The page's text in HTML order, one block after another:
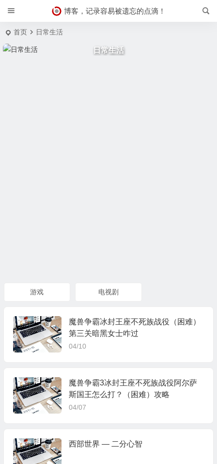
博客，记录容易被遗忘的点滴！
首页 日常生活
日常生活
游戏 电视剧
魔兽争霸冰封王座不死族战役（困难）
第三关暗黑女士咋过
04/10
魔兽争霸3冰封王座不死族战役阿尔萨
斯国王怎么打？（困难）攻略
04/07
西部世界 — 二分心智